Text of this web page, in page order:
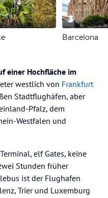
3
Barcelona
einer Hochfläche im
westlich von Frankfurt
Stadtflughäfen, aber
Pfalz, dem
Westfalen und
elf Gates, keine
Stunden früher
ist der Flughafen
Trier und Luxemburg